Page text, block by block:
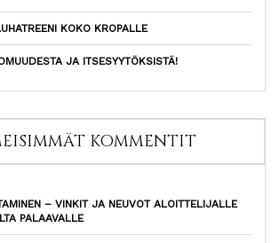
KOKO KROPALLE
JA ITSESYYTÖKSISTÄ!
KOMMENTIT
– VINKIT JA NEUVOT ALOITTELIJALLE
PALAAVALLE